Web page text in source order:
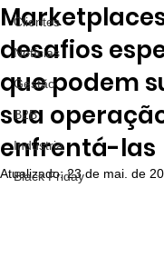
Clientes
Notícias
Gestão
B2B
Indústria
Black Friday
desafios
que podem
sua
enfrentá-las
Atualizado:23 de mai. de